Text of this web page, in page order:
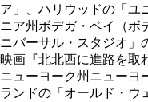
ア」、ハリウッドの「ユ
ニア州ボデガ・ベイ（ボ
ニバーサル・スタジオ」
映画『北北西に進路を取
ニューヨーク州ニューヨ
ランドの「オールド・ウ